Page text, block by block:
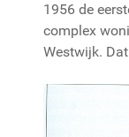
1956 de
complex
Westwijk.